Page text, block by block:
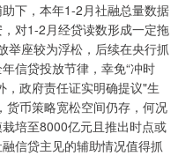
下，本年1-2月社融总量数据
对1-2月经贷读数形成一定拖
举座较为浮松，后续在央行抓
信贷投放节律，幸免“冲时
，政府责任证实明确提议"生
货币策略宽松空间仍存，何况
培至8000亿元且推出时点或
信贷主见的辅助情况值得抓